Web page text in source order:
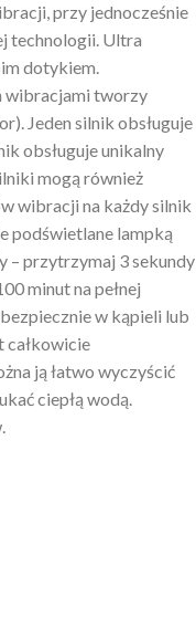
przy jednocześnie
technologii. Ultra
dotykiem.
wibracjami tworzy
Jeden silnik obsługuje
obsługuje unikalny
mogą również
wibracji na każdy silnik
podświetlane lampką
– przytrzymaj 3 sekundy
minut na pełnej
w kąpieli lub
całkowicie
ją łatwo wyczyścić
ciepłą wodą.